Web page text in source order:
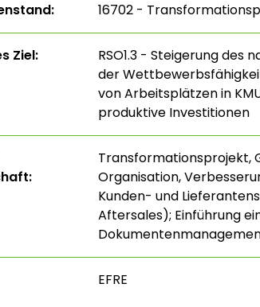
16702 -
Ziel:
RSO1.3 - Steigerung des
der
von Arbeitsplätzen in
produktive Investitionen
Transformationsprojekt,
Organisation,
Kunden- und
Aftersales); Einführung
EFRE